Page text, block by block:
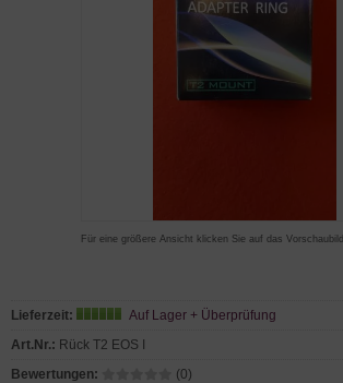
Für eine größere Ansicht klicken Sie auf das Vorschaubild
Lieferzeit:
Auf Lager + Überprüfung
Art.Nr.: Rück T2 EOS I
Bewertungen:
(0)